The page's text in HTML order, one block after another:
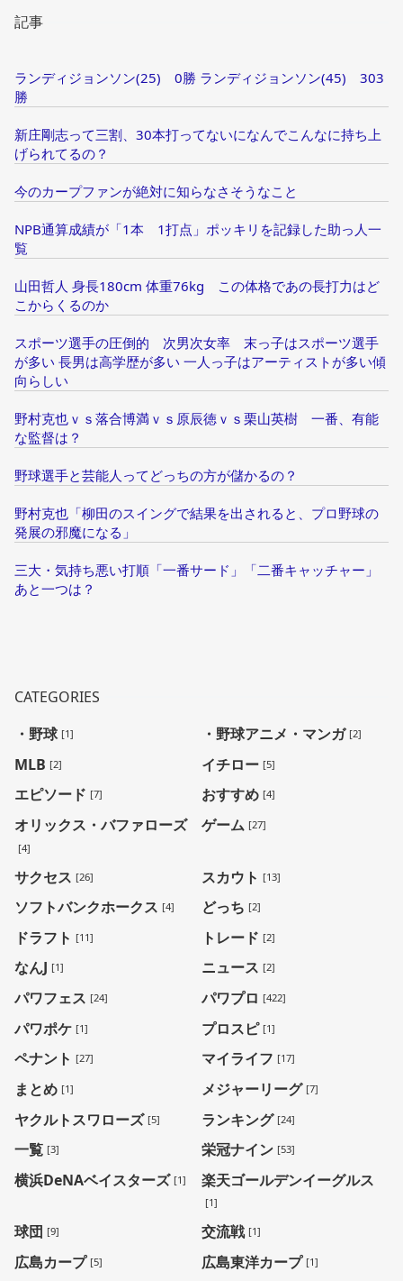
記事
ランディジョンソン(25) 0勝 ランディジョンソン(45) 303
勝
新庄剛志って三割、30本打ってないになんでこんなに持ち上
げられてるの？
今のカープファンが絶対に知らなさそうなこと
NPB通算成績が「1本 1打点」ポッキリを記録した助っ人一
覧
山田哲人 身長180cm 体重76kg この体格であの長打力はど
こからくるのか
スポーツ選手の圧倒的 次男次女率 末っ子はスポーツ選手
が多い 長男は高学歴が多い 一人っ子はアーティストが多い傾
向らしい
野村克也ｖｓ落合博満ｖｓ原辰徳ｖｓ栗山英樹 一番、有能
な監督は？
野球選手と芸能人ってどっちの方が儲かるの？
野村克也「柳田のスイングで結果を出されると、プロ野球の
発展の邪魔になる」
三大・気持ち悪い打順「一番サード」「二番キャッチャー」
あと一つは？
CATEGORIES
・野球 [1] ・野球アニメ・マンガ [2]
MLB [2] イチロー [5]
エピソード [7] おすすめ [4]
オリックス・バファローズ
[4]
ゲーム [27]
サクセス [26] スカウト [13]
ソフトバンクホークス [4] どっち [2]
ドラフト [11] トレード [2]
なんJ [1] ニュース [2]
パワフェス [24] パワプロ [422]
パワポケ [1] プロスピ [1]
ペナント [27] マイライフ [17]
まとめ [1] メジャーリーグ [7]
ヤクルトスワローズ [5] ランキング [24]
一覧 [3] 栄冠ナイン [53]
横浜DeNAベイスターズ [1] 楽天ゴールデンイーグルス
[1]
球団 [9] 交流戦 [1]
広島カープ [5] 広島東洋カープ [1]